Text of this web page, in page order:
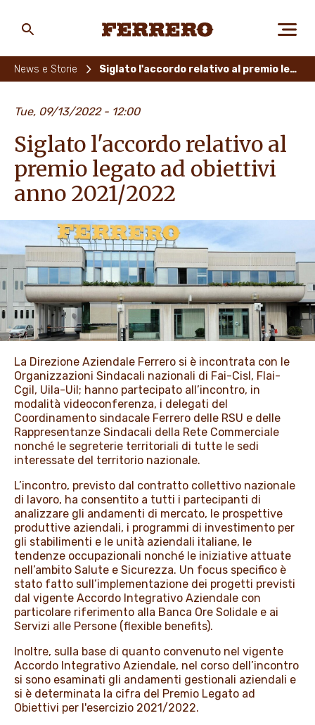
PERSONE E AMBIENTE
I NOSTRI PRODOTTI
LAVORA CON NOI
PROMOZIONI
NEWS & MEDIA
main
News e Storie Siglato l'accordo relativo al premio legato ad obiettivi anno 2021/2022
Tue, 09/13/2022 - 12:00
Siglato l'accordo relativo al
premio legato ad obiettivi
anno 2021/2022
La Direzione Aziendale Ferrero si è incontrata con le
Organizzazioni Sindacali nazionali di Fai-Cisl, Flai-
Cgil, Uila-Uil; hanno partecipato all’incontro, in
modalità videoconferenza, i delegati del
Coordinamento sindacale Ferrero delle RSU e delle
Rappresentanze Sindacali della Rete Commerciale
nonché le segreterie territoriali di tutte le sedi
interessate del territorio nazionale.
L’incontro, previsto dal contratto collettivo nazionale
di lavoro, ha consentito a tutti i partecipanti di
analizzare gli andamenti di mercato, le prospettive
produttive aziendali, i programmi di investimento per
gli stabilimenti e le unità aziendali italiane, le
tendenze occupazionali nonché le iniziative attuate
nell’ambito Salute e Sicurezza. Un focus specifico è
stato fatto sull’implementazione dei progetti previsti
dal vigente Accordo Integrativo Aziendale con
particolare riferimento alla Banca Ore Solidale e ai
Servizi alle Persone (flexible benefits).
Inoltre, sulla base di quanto convenuto nel vigente
Accordo Integrativo Aziendale, nel corso dell’incontro
si sono esaminati gli andamenti gestionali aziendali e
si è determinata la cifra del Premio Legato ad
Obiettivi per l'esercizio 2021/2022.